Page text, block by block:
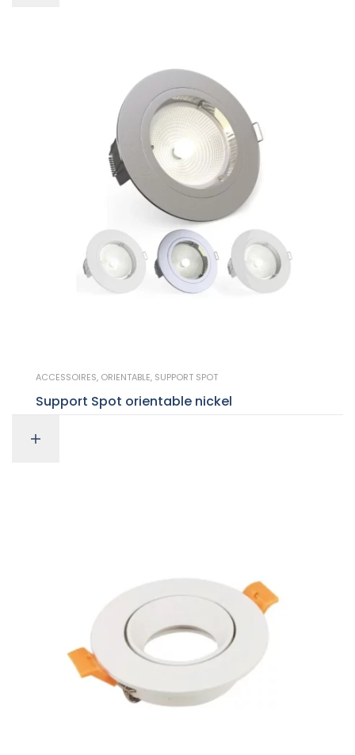
ACCESSOIRES, ORIENTABLE, SUPPORT SPOT
Support Spot orientable nickel